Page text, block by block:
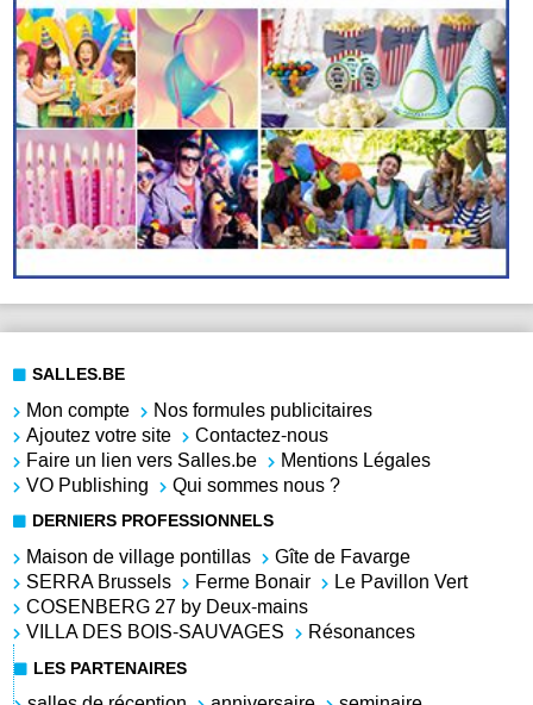
SALLES.BE
Mon compte
Nos formules publicitaires
Ajoutez votre site
Contactez-nous
Faire un lien vers Salles.be
Mentions Légales
VO Publishing
Qui sommes nous ?
DERNIERS PROFESSIONNELS
Maison de village pontillas
Gîte de Favarge
SERRA Brussels
Ferme Bonair
Le Pavillon Vert
COSENBERG 27 by Deux-mains
VILLA DES BOIS-SAUVAGES
Résonances
LES PARTENAIRES